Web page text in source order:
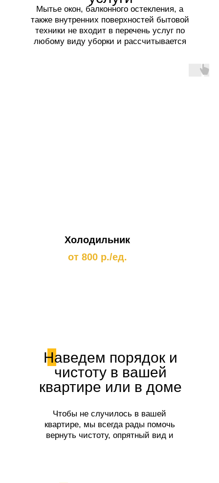
Мытье окон, балконного остекления, а
также внутренних поверхностей бытовой
техники не входит в перечень услуг по
любому виду уборки и рассчитывается
Холодильник
от 800 р./ед.
Наведем порядок и
чистоту в вашей
квартире или в доме
Чтобы не случилось в вашей
квартире, мы всегда рады помочь
вернуть чистоту, опрятный вид и